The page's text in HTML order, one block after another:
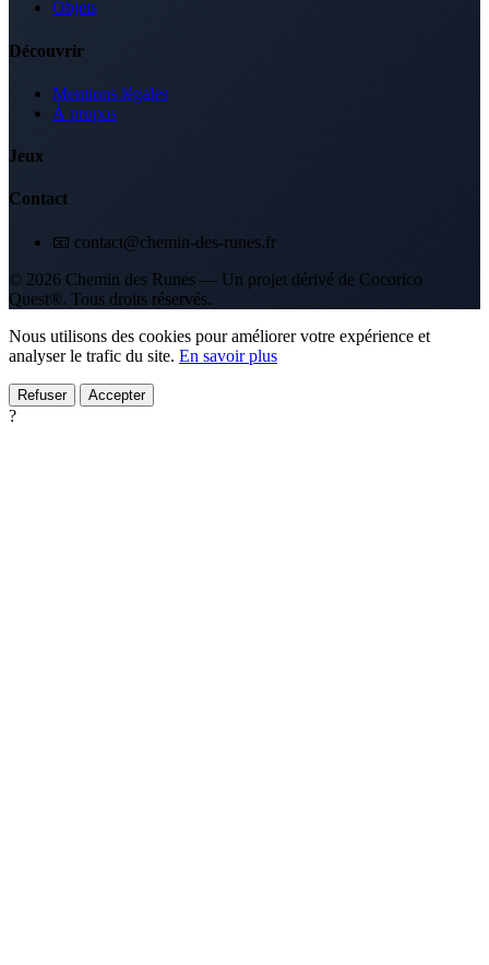
Objets
Découvrir
Mentions légales
À propos
Jeux
Contact
📧 contact@chemin-des-runes.fr
© 2026 Chemin des Runes — Un projet dérivé de Cocorico
Quest®. Tous droits réservés.
Nous utilisons des cookies pour améliorer votre expérience et
analyser le trafic du site. En savoir plus
Refuser Accepter
?